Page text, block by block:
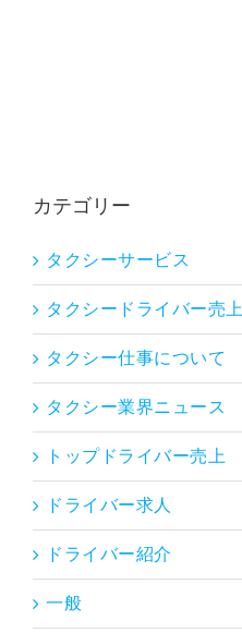
カテゴリー
タクシーサービス
タクシードライバー売上
タクシー仕事について
タクシー業界ニュース
トップドライバー売上
ドライバー求人
ドライバー紹介
一般